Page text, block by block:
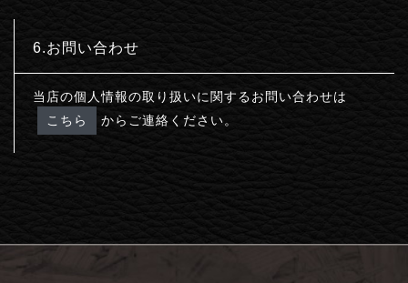
6.お問い合わせ
当店の個人情報の取り扱いに関するお問い合わせは
こちら
からご連絡ください。